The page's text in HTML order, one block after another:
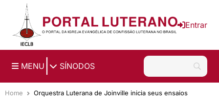
Ir para o conteúdo principal
Entrar
MENU SÍNODOS
Home Orquestra Luterana de Joinville inicia seus ensaios